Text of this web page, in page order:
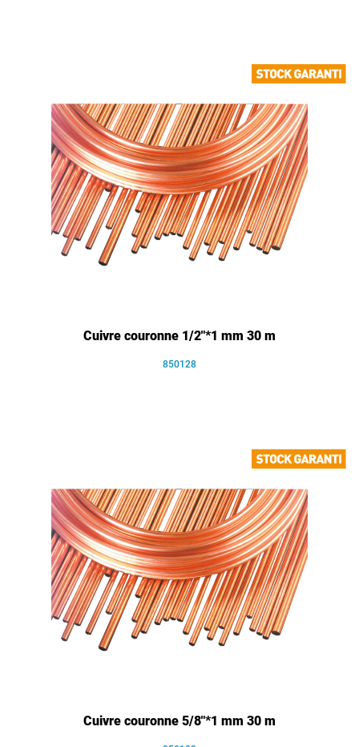
Cuivre couronne 1/2"*1 mm 30 m
850128
Cuivre couronne 5/8"*1 mm 30 m